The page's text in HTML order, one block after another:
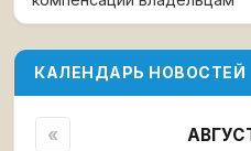
КАЛЕНДАРЬ НОВОСТЕЙ
«